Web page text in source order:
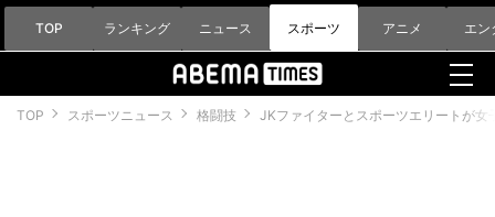
TOP ランキング ニュース スポーツ アニメ エン
TOP スポーツニュース 格闘技 JKファイターとスポーツエリートが